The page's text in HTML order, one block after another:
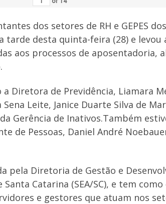
dos setores de RH e GEPES
desta quinta-feira (28) e
aos processos de aposentadoria,
Diretora de Previdência, Liamara
Leite, Janice Duarte Silva de
Gerência de Inativos.Também
de Pessoas, Daniel André
Diretoria de Gestão e
Catarina (SEA/SC), e tem
e gestores que atuam nos